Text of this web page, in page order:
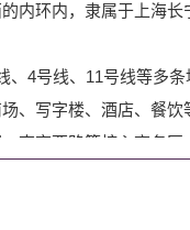
内环内，隶属于上海
、4号线、11号线等多条
、写字楼、酒店、餐
南京西路等核心商务